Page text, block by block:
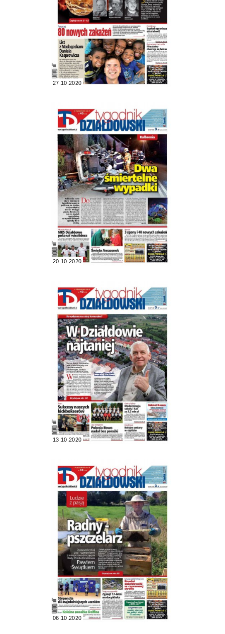
27.10.2020
20.10.2020
13.10.2020
06.10.2020